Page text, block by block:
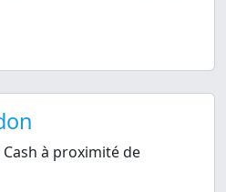
à proximité de